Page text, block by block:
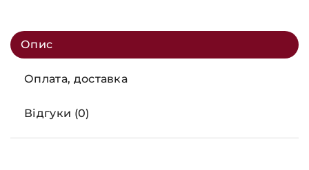
Опис
Оплата, доставка
Відгуки (0)